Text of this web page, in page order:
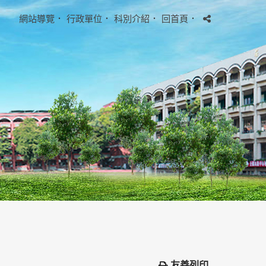
網站導覽 ． 行政單位 ． 科別介紹． 回首頁．